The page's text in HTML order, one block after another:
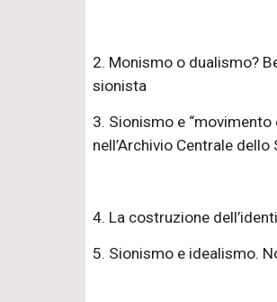
2. Monismo o dualismo?
sionista
3. Sionismo e
nell’Archivio Centrale
4. La costruzione
5. Sionismo e idealismo.